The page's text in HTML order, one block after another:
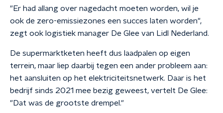
"Er had allang over nagedacht moeten worden, wil je
ook de zero-emissiezones een succes laten worden",
zegt ook logistiek manager De Glee van Lidl Nederland.
De supermarktketen heeft dus laadpalen op eigen
terrein, maar liep daarbij tegen een ander probleem aan:
het aansluiten op het elektriciteitsnetwerk. Daar is het
bedrijf sinds 2021 mee bezig geweest, vertelt De Glee:
"Dat was de grootste drempel."